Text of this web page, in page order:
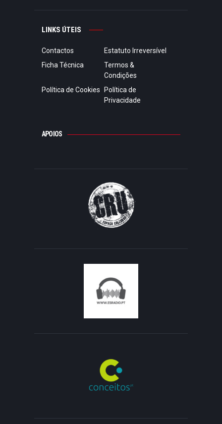
LINKS ÚTEIS
Contactos
Estatuto Irreversível
Ficha Técnica
Termos &
Condições
Política de Cookies
Política de
Privacidade
APOIOS